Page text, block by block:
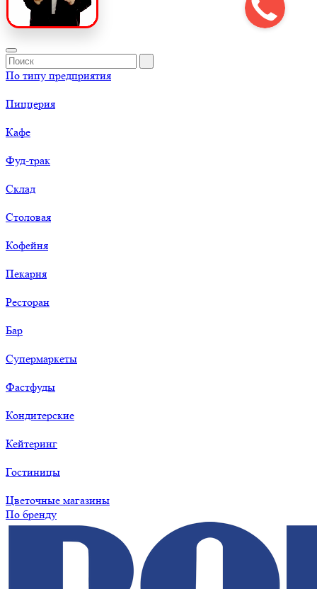
По типу предприятия
Пиццерия
Кафе
Фуд-трак
Склад
Столовая
Кофейня
Пекарня
Ресторан
Бар
Супермаркеты
Фастфуды
Кондитерские
Кейтеринг
Гостиницы
Цветочные магазины
По бренду